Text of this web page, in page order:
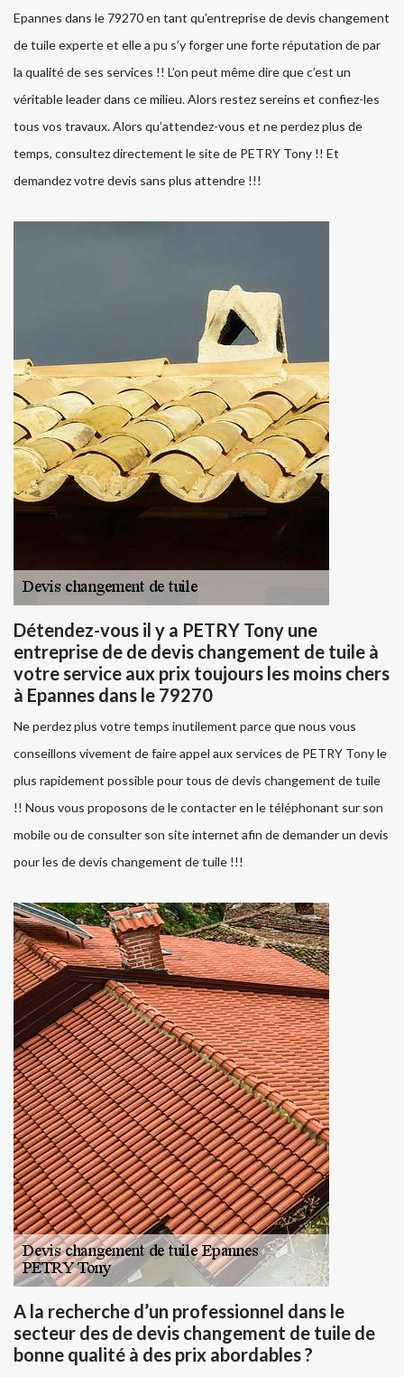
Epannes dans le 79270 en tant qu’entreprise de devis changement
de tuile experte et elle a pu s’y forger une forte réputation de par
la qualité de ses services !! L’on peut même dire que c’est un
véritable leader dans ce milieu. Alors restez sereins et confiez-les
tous vos travaux. Alors qu’attendez-vous et ne perdez plus de
temps, consultez directement le site de PETRY Tony !! Et
demandez votre devis sans plus attendre !!!
Détendez-vous il y a PETRY Tony une
entreprise de de devis changement de tuile à
votre service aux prix toujours les moins chers
à Epannes dans le 79270
Ne perdez plus votre temps inutilement parce que nous vous
conseillons vivement de faire appel aux services de PETRY Tony le
plus rapidement possible pour tous de devis changement de tuile
!! Nous vous proposons de le contacter en le téléphonant sur son
mobile ou de consulter son site internet afin de demander un devis
pour les de devis changement de tuile !!!
A la recherche d’un professionnel dans le
secteur des de devis changement de tuile de
bonne qualité à des prix abordables ?